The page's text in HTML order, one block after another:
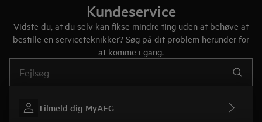
Kundeservice
Vidste du, at du selv kan fikse mindre ting uden at behøve at
bestille en serviceteknikker? Søg på dit problem herunder for
at komme i gang.
Tilmeld dig MyAEG